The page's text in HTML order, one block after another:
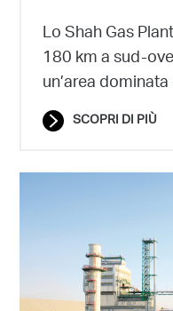
Lo Shah Gas
180 km a sud-
un’area
SCOPRI DI PIÙ